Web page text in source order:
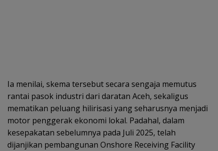
Ia menilai, skema tersebut secara sengaja memutus
rantai pasok industri dari daratan Aceh, sekaligus
mematikan peluang hilirisasi yang seharusnya menjadi
motor penggerak ekonomi lokal. Padahal, dalam
kesepakatan sebelumnya pada Juli 2025, telah
dijanjikan pembangunan Onshore Receiving Facility